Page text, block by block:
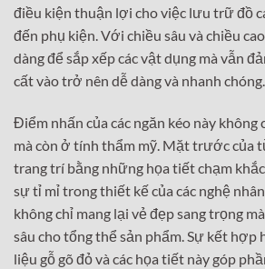
điều kiện thuận lợi cho việc lưu trữ đồ
đến phụ kiện. Với chiều sâu và chiều
dàng để sắp xếp các vật dụng mà vẫn
cất vào trở nên dễ dàng và nhanh chóng.
Điểm nhấn của các ngăn kéo này
mà còn ở tính thẩm mỹ. Mặt trước của
trang trí bằng những họa tiết chạm
sự tỉ mỉ trong thiết kế của các nghệ
không chỉ mang lại vẻ đẹp sang trọng
sâu cho tổng thể sản phẩm. Sự kết hợp
liệu gỗ gõ đỏ và các họa tiết này góp